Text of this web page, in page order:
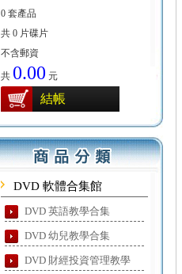
0 套產品
共 0 片碟片
不含郵資
共 0.00 元
結帳
DVD 軟體合集館
DVD 英語教學合集
DVD 幼兒教學合集
DVD 財經投資管理教學